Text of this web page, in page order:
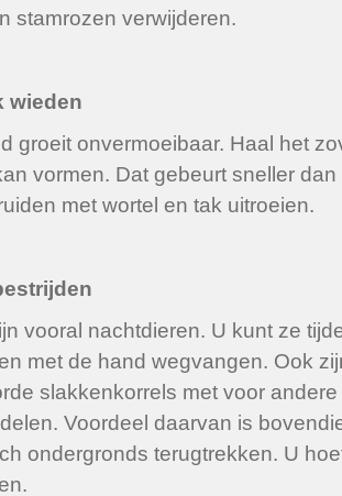
stamrozen verwijderen.
wieden
groeit onvermoeibaar. Haal het
vormen. Dat gebeurt sneller
met wortel en tak uitroeien.
vooral nachtdieren. U kunt ze
met de hand wegvangen. Ook
slakkenkorrels met voor
Voordeel daarvan is
ondergronds terugtrekken. U